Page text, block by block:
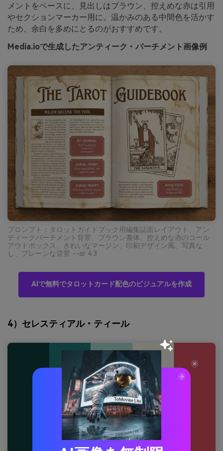
メントをベースに、見出しはブラウン、控えめな赤は引用
やセクションマーカー用に。温かみのある中間色を活かす
ため、余白を多めにとるのがおすすめです。
Media.ioで生成したアンティーク・パーチメント画像例
プロンプト：タロットガイドブック用編集誌面レイアウト、アン
ティークパーチメント背景、ブラウン書体、控えめな赤のコール
アウトボックス、きれいなマージン、印刷デザイン風、写真な
し、プレーンな背景 --ar 4:3
AIで無料でタロットカード配色のビジュアルを作成
4）セレスティアル・ティール